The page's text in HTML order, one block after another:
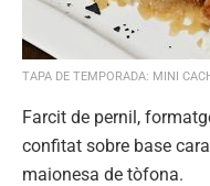
TAPA DE TEMPORADA: MINI
Farcit de pernil,
confitat sobre base
maionesa de tòfona.